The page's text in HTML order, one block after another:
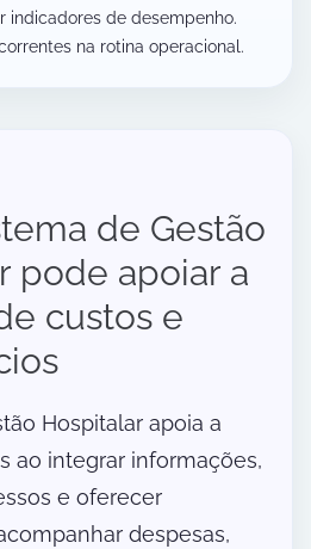
indicadores de desempenho.
na rotina operacional.
de Gestão
pode apoiar a
custos e
Hospitalar apoia a
ao integrar informações,
e oferecer
despesas,